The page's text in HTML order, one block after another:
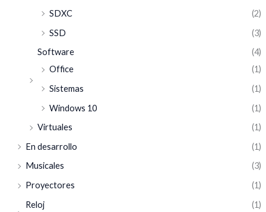
SDXC
(2)
SSD
(3)
Software
(4)
Office
(1)
Sistemas
(1)
Windows 10
(1)
Virtuales
(1)
En desarrollo
(1)
Musicales
(3)
Proyectores
(1)
Reloj
(1)